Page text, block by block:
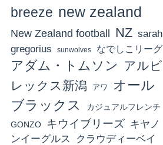
breeze new zealand
New Zealand football NZ sarah
gregorius
sunwolves なでしこリーグ
アダム・トムソン
アルビ
レックス新潟
アワ
オール
ブラックス
カジュアルフレンチ
GONZO
キウイブリーズ キヤノ
ンイーグルス
クラウディーベイ